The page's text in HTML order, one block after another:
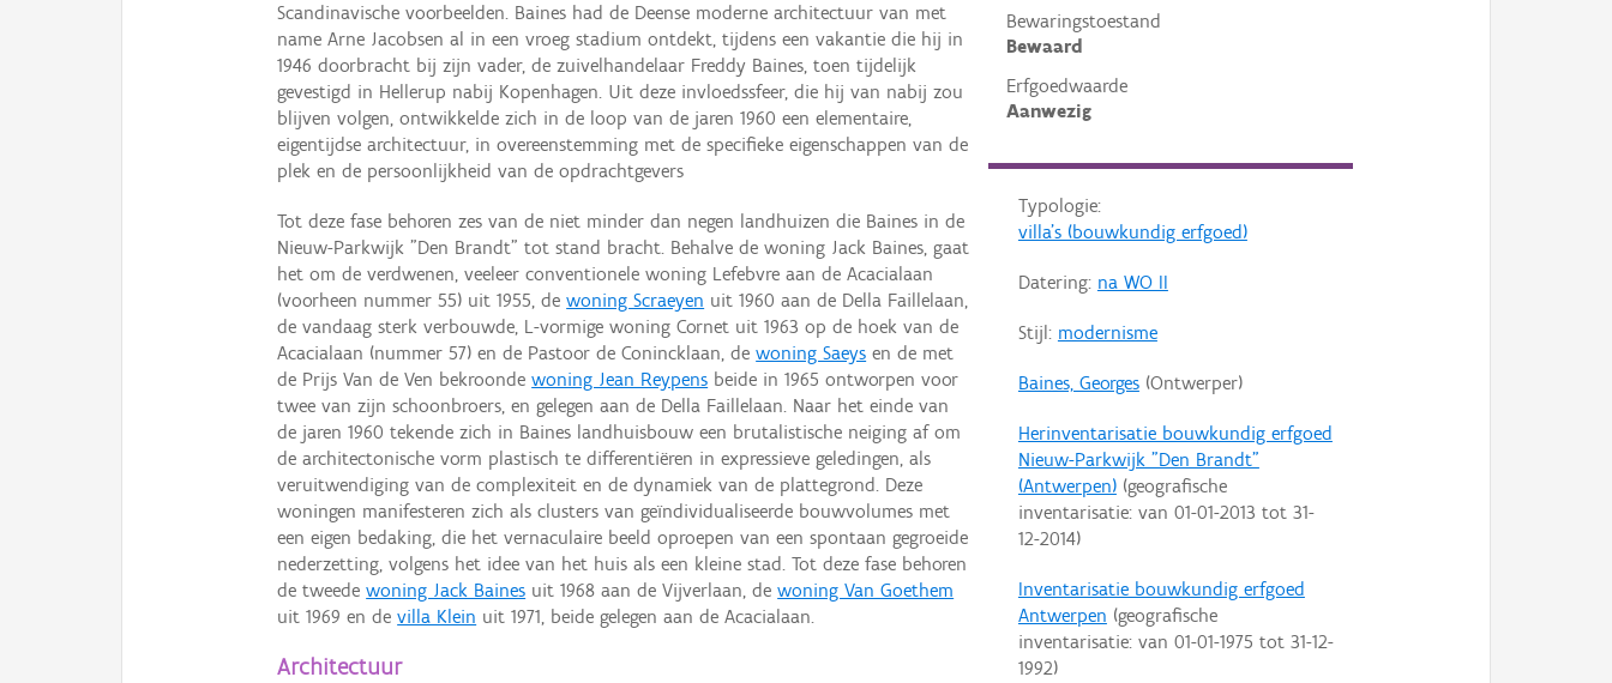
Bewaringstoestand
Bewaard
Erfgoedwaarde
Aanwezig
Typologie:
villa's (bouwkundig erfgoed)
Datering: na WO II
Stijl: modernisme
Baines, Georges(Ontwerper)
Herinventarisatie bouwkundig erfgoed
Nieuw-Parkwijk "Den Brandt"
(Antwerpen)(geografische
inventarisatie: van 01-01-2013 tot 31-
12-2014)
Inventarisatie bouwkundig erfgoed
Antwerpen (geografische
inventarisatie: van 01-01-1975 tot 31-12-
1992)
Scandinavische voorbeelden. Baines had de Deense moderne architectuur van met
name Arne Jacobsen al in een vroeg stadium ontdekt, tijdens een vakantie die hij in
1946 doorbracht bij zijn vader, de zuivelhandelaar Freddy Baines, toen tijdelijk
gevestigd in Hellerup nabij Kopenhagen. Uit deze invloedssfeer, die hij van nabij zou
blijven volgen, ontwikkelde zich in de loop van de jaren 1960 een elementaire,
eigentijdse architectuur, in overeenstemming met de specifieke eigenschappen van de
plek en de persoonlijkheid van de opdrachtgevers
Tot deze fase behoren zes van de niet minder dan negen landhuizen die Baines in de
Nieuw-Parkwijk "Den Brandt" tot stand bracht. Behalve de woning Jack Baines, gaat
het om de verdwenen, veeleer conventionele woning Lefebvre aan de Acacialaan
(voorheen nummer 55) uit 1955, dewoning Scraeyen uit 1960 aan de Della Faillelaan,
de vandaag sterk verbouwde, L-vormige woning Cornet uit 1963 op de hoek van de
Acacialaan (nummer 57) en de Pastoor de Conincklaan, dewoning Saeys en de met
de Prijs Van de Ven bekroondewoning Jean Reypens beide in 1965 ontworpen voor
twee van zijn schoonbroers, en gelegen aan de Della Faillelaan. Naar het einde van
de jaren 1960 tekende zich in Baines landhuisbouw een brutalistische neiging af om
de architectonische vorm plastisch te differentiëren in expressieve geledingen, als
veruitwendiging van de complexiteit en de dynamiek van de plattegrond. Deze
woningen manifesteren zich als clusters van geïndividualiseerde bouwvolumes met
een eigen bedaking, die het vernaculaire beeld oproepen van een spontaan gegroeide
nederzetting, volgens het idee van het huis als een kleine stad. Tot deze fase behoren
de tweedewoning Jack Baines uit 1968 aan de Vijverlaan, dewoning Van Goethem
uit 1969 en devilla Klein uit 1971, beide gelegen aan de Acacialaan.
Architectuur